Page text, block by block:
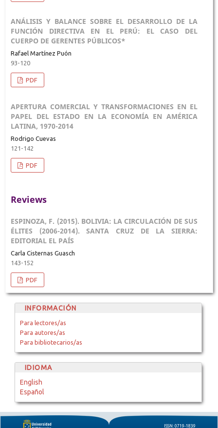
ANÁLISIS Y BALANCE SOBRE EL DESARROLLO DE LA
FUNCIÓN DIRECTIVA EN EL PERÚ: EL CASO DEL
CUERPO DE GERENTES PÚBLICOS*
Rafael Martínez Puón
93-120
PDF
APERTURA COMERCIAL Y TRANSFORMACIONES EN EL
PAPEL DEL ESTADO EN LA ECONOMÍA EN AMÉRICA
LATINA, 1970-2014
Rodrigo Cuevas
121-142
PDF
Reviews
ESPINOZA, F. (2015). BOLIVIA: LA CIRCULACIÓN DE SUS
ÉLITES (2006-2014). SANTA CRUZ DE LA SIERRA:
EDITORIAL EL PAÍS
Carla Cisternas Guasch
143-152
PDF
INFORMACIÓN
Para lectores/as
Para autores/as
Para bibliotecarios/as
IDIOMA
English
Español
ISSN: 0719-1839